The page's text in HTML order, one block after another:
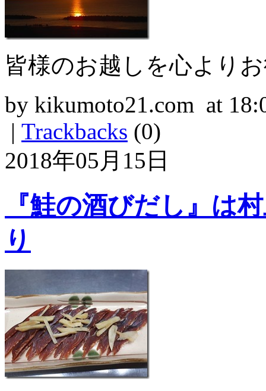
皆様のお越しを心より
by kikumoto21.com at
| Trackbacks (0)
2018年05月15日
『鮭の酒びだし』は
り